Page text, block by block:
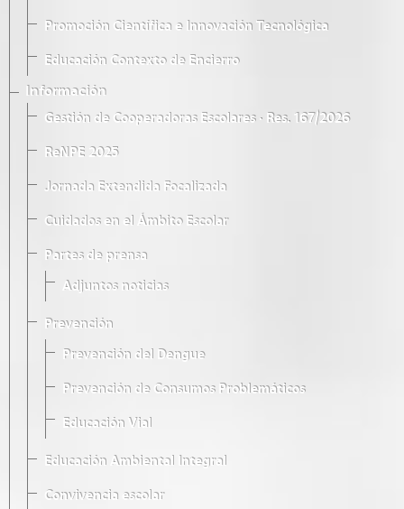
Promoción Científica e Innovación Tecnológica
Educación Contexto de Encierro
Información
Gestión de Cooperadoras Escolares · Res. 167/2026
ReNPE 2025
Jornada Extendida Focalizada
Cuidados en el Ámbito Escolar
Partes de prensa
Adjuntos noticias
Prevención
Prevención del Dengue
Prevención de Consumos Problemáticos
Educación Vial
Educación Ambiental Integral
Convivencia escolar